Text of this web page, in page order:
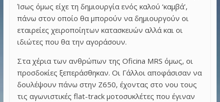
Ίσως όμως είχε τη δημιουργία ενός καλού ‘καμβά’,
πάνω στον οποίο θα μπορούν να δημιουργούν οι
εταιρείες χειροποίητων κατασκευών αλλά και οι
ιδιώτες που θα την αγοράσουν.
Στα χέρια των ανθρώπων της Oficina MRS όμως, οι
προσδοκίες ξεπεράσθηκαν. Οι Γάλλοι αποφάσισαν να
δουλέψουν πάνω στην Z650, έχοντας στο νου τους
τις αγωνιστικές flat-track μοτοσυκλέτες που έγιναν